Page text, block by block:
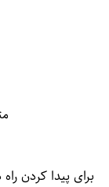
برای پیدا کردن